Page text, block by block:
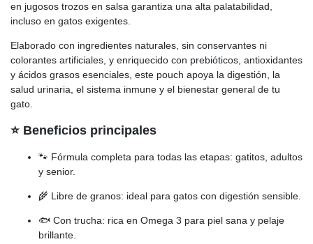
en jugosos trozos en salsa garantiza una alta palatabilidad,
incluso en gatos exigentes.
Elaborado con ingredientes naturales, sin conservantes ni
colorantes artificiales, y enriquecido con prebióticos, antioxidantes
y ácidos grasos esenciales, este pouch apoya la digestión, la
salud urinaria, el sistema inmune y el bienestar general de tu
gato.
⭐ Beneficios principales
🐾 Fórmula completa para todas las etapas: gatitos, adultos
y senior.
🌾 Libre de granos: ideal para gatos con digestión sensible.
🐟 Con trucha: rica en Omega 3 para piel sana y pelaje
brillante.